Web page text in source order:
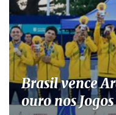
Brasil vence
ouro nos